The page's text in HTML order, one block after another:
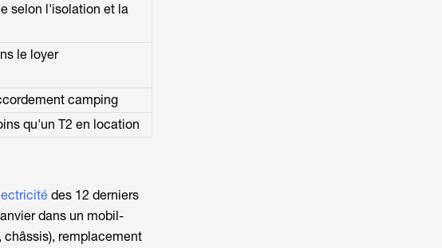
selon l'isolation et la
le loyer
camping
qu'un T2 en location
des 12 derniers
dans un mobil-
châssis), remplacement